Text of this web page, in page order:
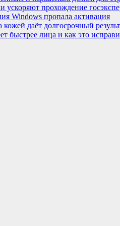
прохождение
Windows пропала активация
даёт долгосрочный
быстрее лица и как это